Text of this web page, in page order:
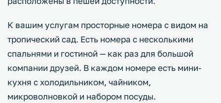
К вашим услугам просторные номера с видом на
тропический сад. Есть номера с несколькими
спальнями и гостиной — как раз для большой
компании друзей. В каждом номере есть мини-
кухня с холодильником, чайником,
микроволновкой и набором посуды.